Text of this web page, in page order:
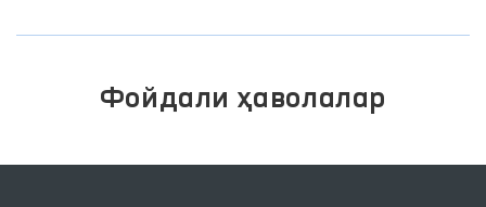
Фойдали ҳаволалар